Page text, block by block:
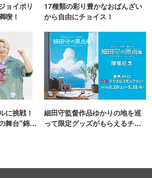
ョイポリ
喫！
17種類の彩り豊かなおばんざい
から自由にチョイス！
に挑戦！
舞台"錦糸
細田守監督作品ゆかりの地を巡
って限定グッズがもらえるチャ